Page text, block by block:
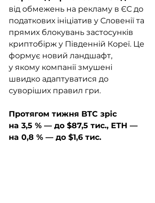
від обмежень на рекламу в ЄС до
податкових ініціатив у Словенії та
прямих блокувань застосунків
криптобірж у Південній Кореї. Це
формує новий ландшафт,
у якому компанії змушені
швидко адаптуватися до
суворіших правил гри.
Протягом тижня BTC зріс
на 3,5 % — до $87,5 тис., ETH —
на 0,8 % — до $1,6 тис.